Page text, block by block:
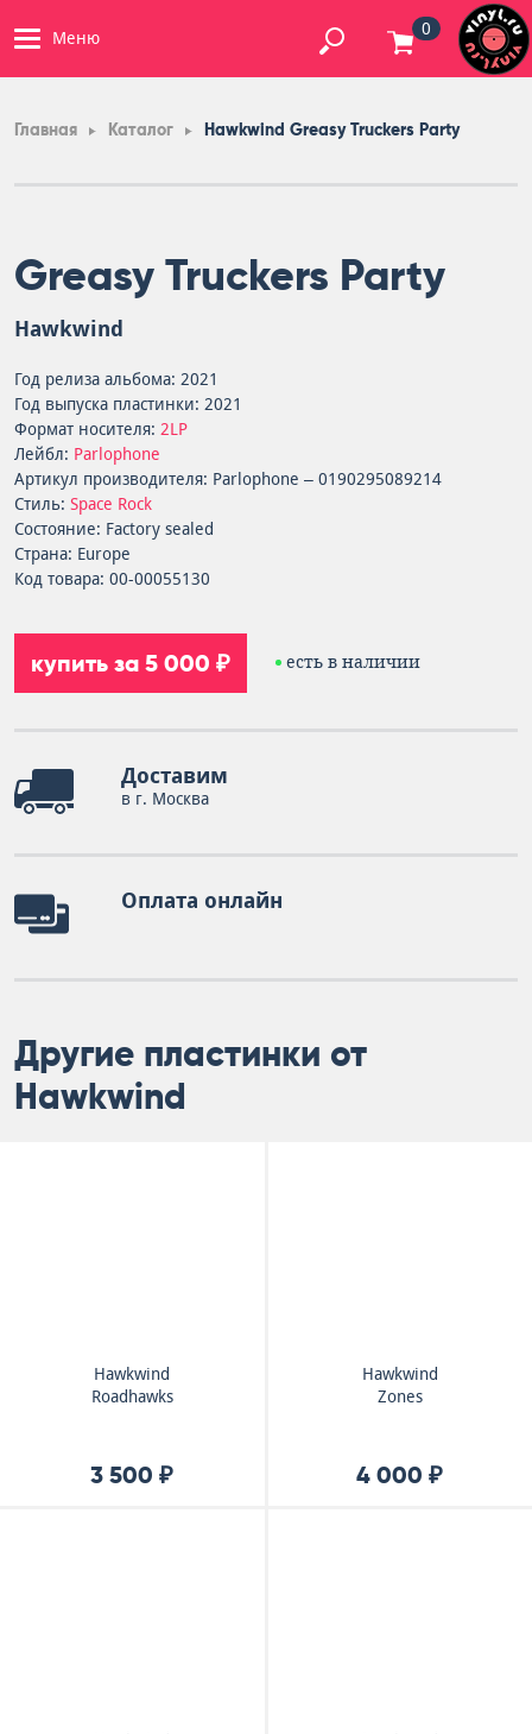
Меню 0
Главная Каталог Hawkwind Greasy Truckers Party
Greasy Truckers Party
Hawkwind
Год релиза альбома: 2021
Год выпуска пластинки: 2021
Формат носителя: 2LP
Лейбл: Parlophone
Артикул производителя: Parlophone – 0190295089214
Стиль: Space Rock
Состояние: Factory sealed
Страна: Europe
Код товара: 00-00055130
купить за 5 000 ₽ есть в наличии
Доставим
в г. Москва
Оплата онлайн
Другие пластинки от
Hawkwind
Hawkwind
Roadhawks
3 500 ₽
Hawkwind
Zones
4 000 ₽